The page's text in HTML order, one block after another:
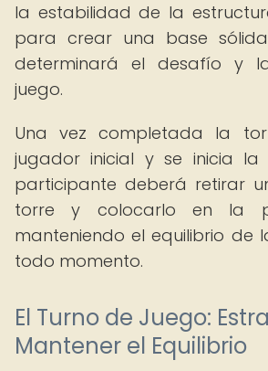
la estabilidad de la
para crear una base
determinará el desafío y
juego.
Una vez completada la
jugador inicial y se inicia
participante deberá retirar
torre y colocarlo en la
manteniendo el equilibrio de
todo momento.
El Turno de Juego:
Mantener el Equilibrio